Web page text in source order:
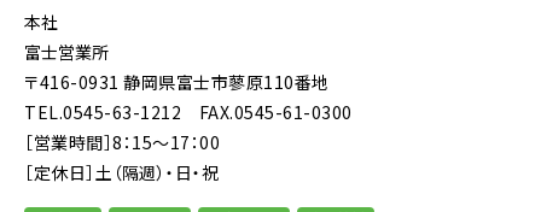
本社
富士営業所
〒416-0931 静岡県富士市蓼原110番地
TEL.0545-63-1212 FAX.0545-61-0300
［営業時間］8：15～17：00
［定休日］土（隔週）・日・祝